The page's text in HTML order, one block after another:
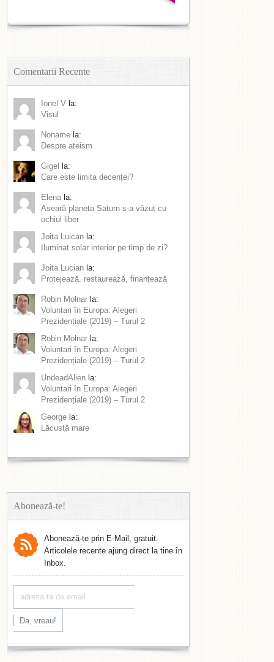
Comentarii Recente
Ionel V la:
Visul
Noname la:
Despre ateism
Gigel
la:
Care este limita decenței?
Elena la:
Aseară planeta Saturn s-a văzut cu
ochiul liber
Joita Luican la:
Iluminat solar interior pe timp de zi?
Joita Lucian la:
Protejează, restaurează, finanțează
Robin Molnar la:
Voluntari în Europa: Alegeri
Prezidențiale (2019) – Turul 2
Robin Molnar la:
Voluntari în Europa: Alegeri
Prezidențiale (2019) – Turul 2
UndeadAlien la:
Voluntari în Europa: Alegeri
Prezidențiale (2019) – Turul 2
George la:
Lăcustă mare
Abonează-te!
Abonează-te prin E-Mail, gratuit.
Articolele recente ajung direct la tine în
Inbox.